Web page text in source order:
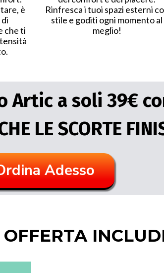
è
che ti
Rinfresca i tuoi spazi esterni
stile e goditi ogni momento al
meglio!
Artic a soli 39€
LE SCORTE
Adesso